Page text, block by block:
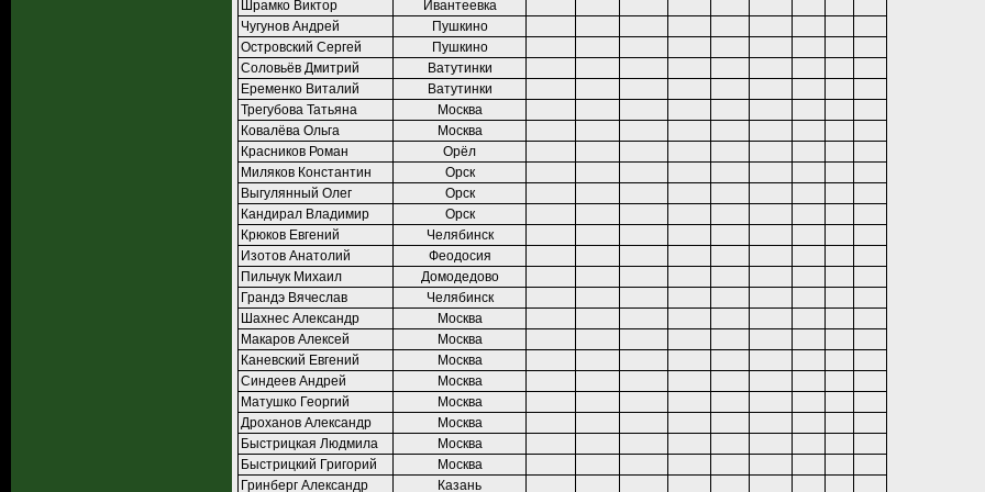
Шрамко Виктор
Ивантеевка
Чугунов Андрей
Пушкино
Островский Сергей
Пушкино
Соловьёв Дмитрий
Ватутинки
Еременко Виталий
Ватутинки
Трегубова Татьяна
Москва
Ковалёва Ольга
Москва
Красников Роман
Орёл
Миляков Константин
Орск
Выгулянный Олег
Орск
Кандирал Владимир
Орск
Крюков Евгений
Челябинск
Изотов Анатолий
Феодосия
Пильчук Михаил
Домодедово
Грандэ Вячеслав
Челябинск
Шахнес Александр
Москва
Макаров Алексей
Москва
Каневский Евгений
Москва
Синдеев Андрей
Москва
Матушко Георгий
Москва
Дроханов Александр
Москва
Быстрицкая Людмила
Москва
Быстрицкий Григорий
Москва
Гринберг Александр
Казань